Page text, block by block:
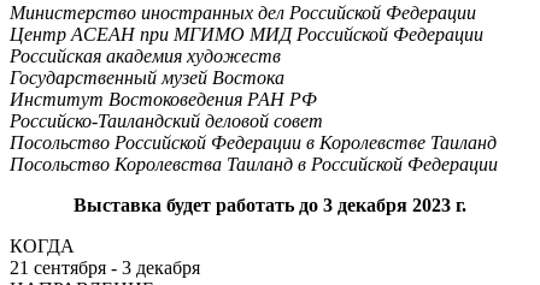
Министерство иностранных дел Российской Федерации
Центр АСЕАН при МГИМО МИД Российской Федерации
Российская академия художеств
Государственный музей Востока
Институт Востоковедения РАН РФ
Российско-Таиландский деловой совет
Посольство Российской Федерации в Королевстве Таиланд
Посольство Королевства Таиланд в Российской Федерации
Выставка будет работать до 3 декабря 2023 г.
КОГДА
21 сентября - 3 декабря